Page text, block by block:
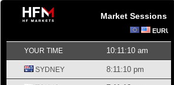
Market Sessions